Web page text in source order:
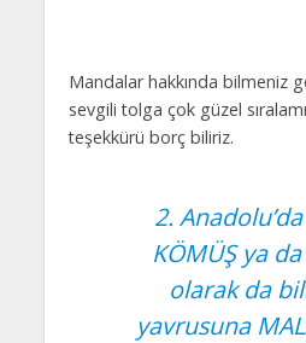
Mandalar hakkında bilmeniz
sevgili tolga çok güzel
teşekkürü borç biliriz.
2.
KÖMÜŞ ya
olarak da
yavrusuna